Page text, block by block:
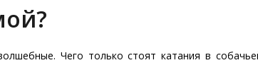
Чего только стоят катания в